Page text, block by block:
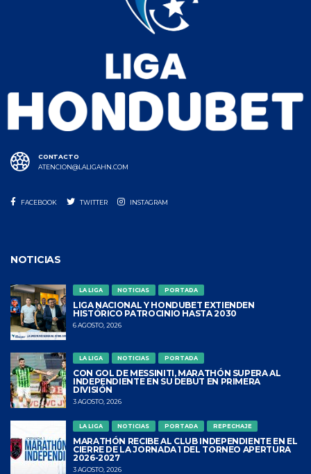
CONTACTO
ATENCION@LALIGAHN.COM
FACEBOOK TWITTER INSTAGRAM
NOTICIAS
LA LIGA NOTICIAS PORTADA
LIGA NACIONAL Y HONDUBET EXTIENDEN
HISTÓRICO PATROCINIO HASTA 2030
6 AGOSTO, 2026
LA LIGA NOTICIAS PORTADA
CON GOL DE MESSINITI, MARATHÓN SUPERA AL
INDEPENDIENTE EN SU DEBUT EN PRIMERA
DIVISIÓN
3 AGOSTO, 2026
LA LIGA NOTICIAS PORTADA REPECHAJE
MARATHÓN RECIBE AL CLUB INDEPENDIENTE EN EL
CIERRE DE LA JORNADA 1 DEL TORNEO APERTURA
2026-2027
3 AGOSTO, 2026